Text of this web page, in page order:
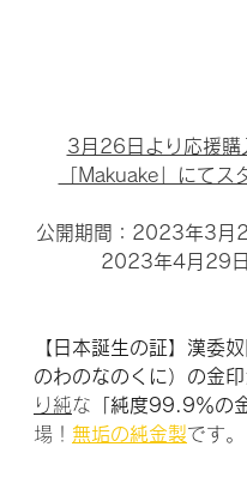
3月26日より応援購
「Makuake」にてス
公開期間：2023年3月
2023年4月29
【日本誕生の証】漢委
のわのなのくに）の金印
り純な 「純度99.9％の
場！ 無垢の純金製です。